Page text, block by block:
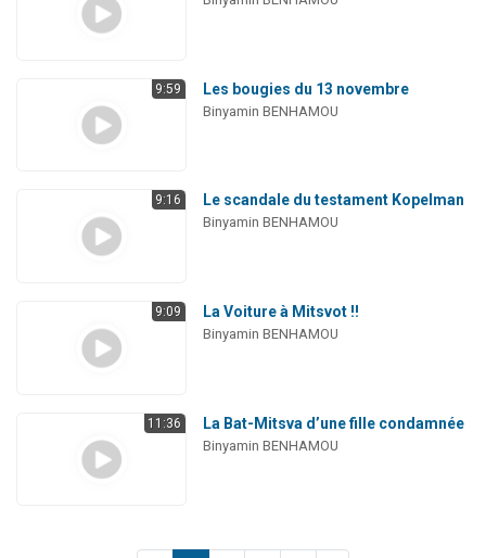
9:59 Les bougies du 13 novembre
Binyamin BENHAMOU
9:16 Le scandale du testament Kopelman
Binyamin BENHAMOU
9:09 La Voiture à Mitsvot !!
Binyamin BENHAMOU
11:36 La Bat-Mitsva d’une fille condamnée
Binyamin BENHAMOU